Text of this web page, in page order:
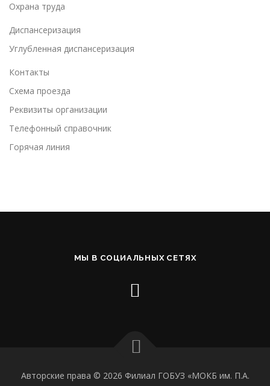
Охрана труда
Диспансеризация
Углубленная диспансеризация
Контакты
Схема проезда
Реквизиты организации
Телефонный справочник
Горячая линия
МЫ В СОЦИАЛЬНЫХ СЕТЯХ
Авторские права © 2026 Филиал ГОБУЗ «МОКБ им. П.А.